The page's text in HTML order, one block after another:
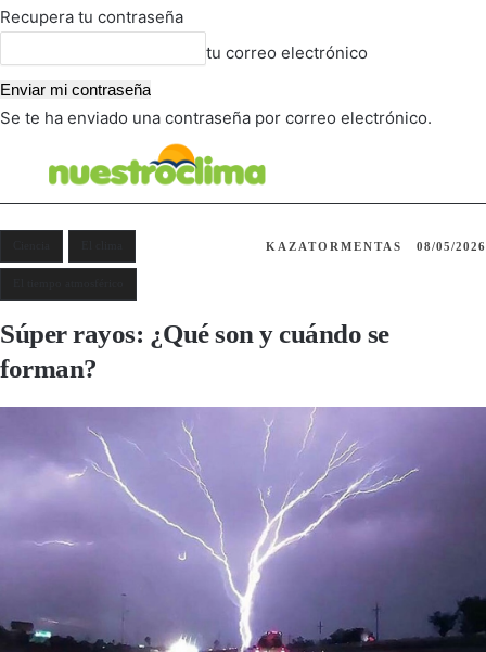
Recupera tu contraseña
tu correo electrónico
Se te ha enviado una contraseña por correo electrónico.
KAZATORMENTAS 08/05/2026
Súper rayos: ¿Qué son y cuándo se
forman?